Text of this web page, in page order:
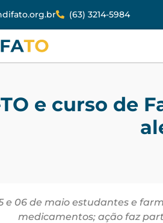
(63) 3214-5984
TO e curso de
e 06 de maio estudantes e
medicamentos; ação faz